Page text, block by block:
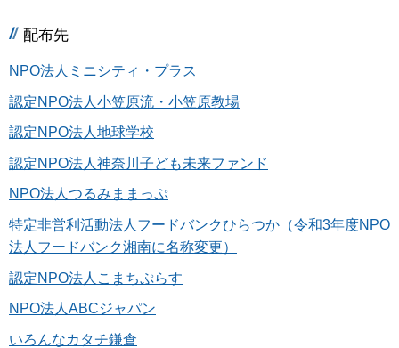
配布先
NPO法人ミニシティ・プラス
認定NPO法人小笠原流・小笠原教場
認定NPO法人地球学校
認定NPO法人神奈川子ども未来ファンド
NPO法人つるみままっぷ
特定非営利活動法人フードバンクひらつか（令和3年度NPO
法人フードバンク湘南に名称変更）
認定NPO法人こまちぷらす
NPO法人ABCジャパン
いろんなカタチ鎌倉